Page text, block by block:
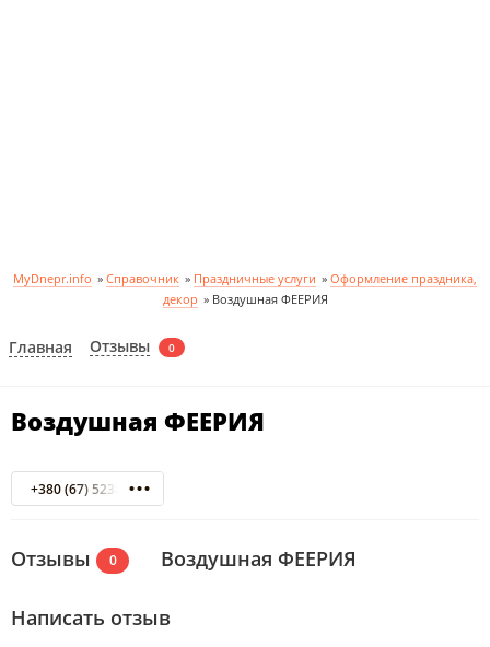
MyDnepr.info » Справочник » Праздничные услуги » Оформление праздника,
декор » Воздушная ФЕЕРИЯ
Главная Отзывы 0
Воздушная ФЕЕРИЯ
+380 (67) 5238380
Отзывы 0 Воздушная ФЕЕРИЯ
Написать отзыв